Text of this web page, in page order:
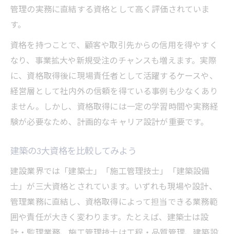
管理の実務に直結する資格として高く評価されていま
す。
資格を持つことで、顧客や取引先からの信用を得やすく
なり、事業拡大や新規受注のチャンスも増えます。実際
に、資格取得後に現場責任者として活躍するケースや、
経営層として社内外の信頼を得ている事例も少なくあり
ません。しかし、資格取得には一定の学習時間や実務経
験が必要なため、計画的なキャリア設計が重要です。
建築の3大資格を比較してみよう
建設業界では「建築士」「施工管理技士」「建築設備
士」が三大資格とされています。いずれも現場や設計、
管理業務に直結し、資格取得によって担当できる業務範
囲や責任が大きく変わります。たとえば、建築士は設